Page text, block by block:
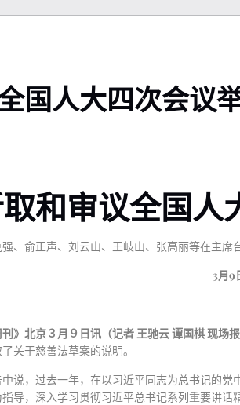
国人大四次会议
和审议全国人
、俞正声、刘云山、王岐山、张高丽等在主席
3月9
刊》北京３月９日讯（记者 王驰云 谭国棋 现场
关于慈善法草案的说明。
说，过去一年，在以习近平同志为总书记的
导，深入学习贯彻习近平总书记系列重要讲